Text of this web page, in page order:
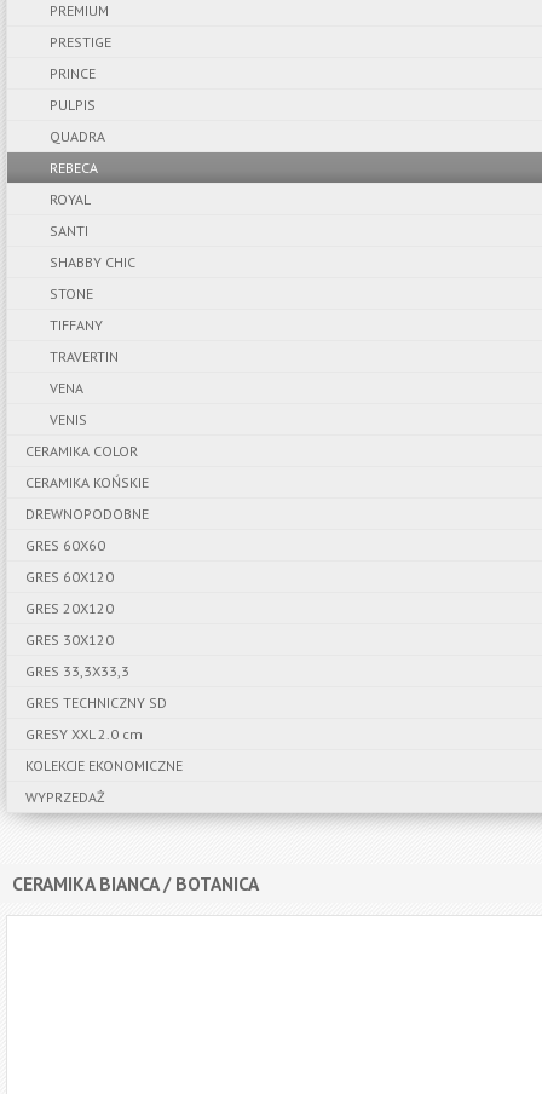
PREMIUM
PRESTIGE
PRINCE
PULPIS
QUADRA
REBECA
ROYAL
SANTI
SHABBY CHIC
STONE
TIFFANY
TRAVERTIN
VENA
VENIS
CERAMIKA COLOR
CERAMIKA KOŃSKIE
DREWNOPODOBNE
GRES 60X60
GRES 60X120
GRES 20X120
GRES 30X120
GRES 33,3X33,3
GRES TECHNICZNY SD
GRESY XXL 2.0 cm
KOLEKCJE EKONOMICZNE
WYPRZEDAŻ
CERAMIKA BIANCA / BOTANICA